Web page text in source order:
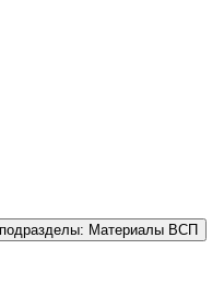
подразделы: Материалы ВСП